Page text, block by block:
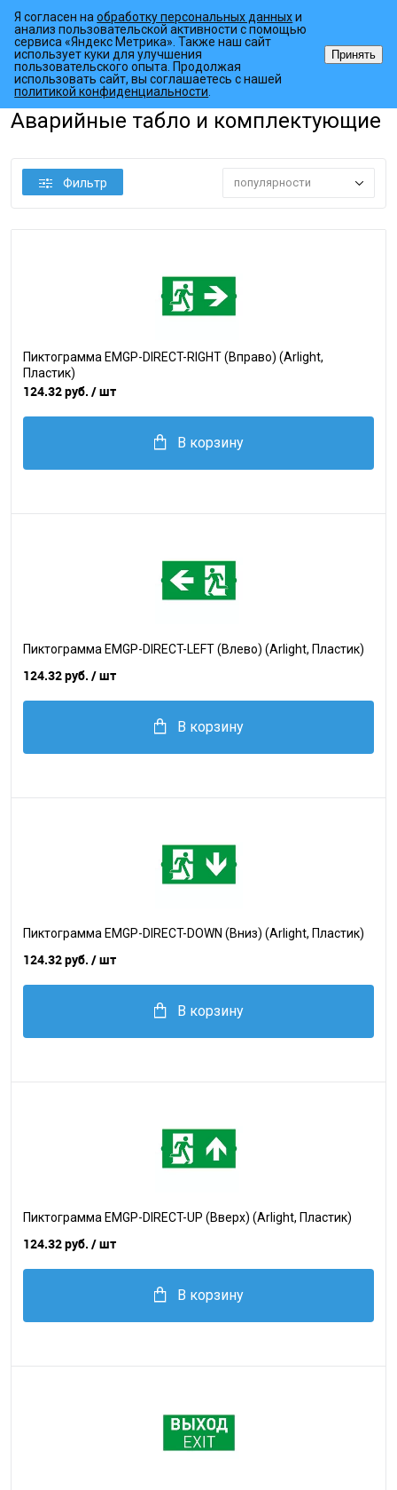
Главная страница • Каталог товаров • Источники питания
Аварийные табло и комплектующие
Фильтр популярности
Пиктограмма EMGP-DIRECT-RIGHT (Вправо) (Arlight,
Пластик)
124.32 руб. / шт
В корзину
Пиктограмма EMGP-DIRECT-LEFT (Влево) (Arlight, Пластик)
124.32 руб. / шт
В корзину
Пиктограмма EMGP-DIRECT-DOWN (Вниз) (Arlight, Пластик)
124.32 руб. / шт
В корзину
Пиктограмма EMGP-DIRECT-UP (Вверх) (Arlight, Пластик)
124.32 руб. / шт
В корзину
Я согласен наобработку персональных данныхи
анализ пользовательской активности с помощью
сервиса «Яндекс Метрика». Также наш сайт
использует куки для улучшения
пользовательского опыта. Продолжая
использовать сайт, вы соглашаетесь с нашей
политикой конфиденциальности
Принять